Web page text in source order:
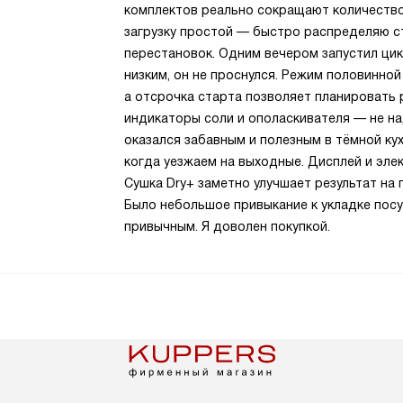
комплектов реально сокращают
загрузку простой — быстро распределяю
перестановок. Одним вечером запустил
низким, он не проснулся. Режим
а отсрочка старта позволяет
индикаторы соли и ополаскивателя — не
оказался забавным и полезным в тёмной
когда уезжаем на выходные. Дисплей и
Сушка Dry+ заметно улучшает результат
Было небольшое привыкание к укладке
привычным. Я доволен покупкой.